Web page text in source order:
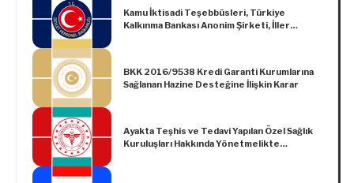
Kamu İktisadi Teşebbüsleri, Türkiye
Kalkınma Bankası Anonim Şirketi, İller
Tebliğ (Tebliğ No: 2017/1)
BKK 2016/9538 Kredi Garanti Kurumlarına
Sağlanan Hazine Desteğine İlişkin Karar
Ayakta Teşhis ve Tedavi Yapılan Özel Sağlık
Kuruluşları Hakkında Yönetmelikte